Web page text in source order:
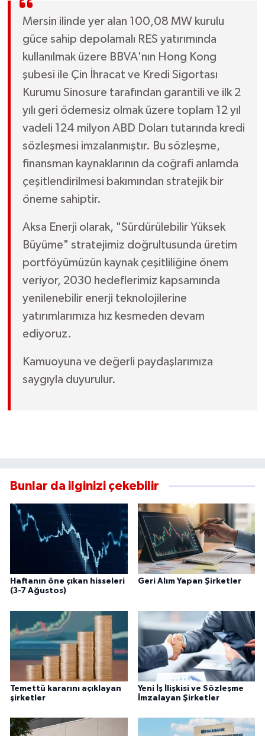
Mersin ilinde yer alan 100,08 MW kurulu
güce sahip depolamalı RES yatırımında
kullanılmak üzere BBVA'nın Hong Kong
şubesi ile Çin İhracat ve Kredi Sigortası
Kurumu Sinosure tarafından garantili ve ilk 2
yılı geri ödemesiz olmak üzere toplam 12 yıl
vadeli 124 milyon ABD Doları tutarında kredi
sözleşmesi imzalanmıştır. Bu sözleşme,
finansman kaynaklarının da coğrafi anlamda
çeşitlendirilmesi bakımından stratejik bir
öneme sahiptir.
Aksa Enerji olarak, "Sürdürülebilir Yüksek
Büyüme" stratejimiz doğrultusunda üretim
portföyümüzün kaynak çeşitliliğine önem
veriyor, 2030 hedeflerimiz kapsamında
yenilenebilir enerji teknolojilerine
yatırımlarımıza hız kesmeden devam
ediyoruz.
Kamuoyuna ve değerli paydaşlarımıza
saygıyla duyurulur.
Bunlar da ilginizi çekebilir
Haftanın öne çıkan hisseleri
(3-7 Ağustos)
Geri Alım Yapan Şirketler
Temettü kararını açıklayan
şirketler
Yeni İş İlişkisi ve Sözleşme
İmzalayan Şirketler